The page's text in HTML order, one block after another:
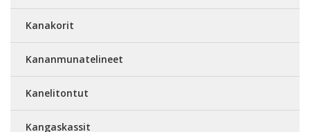
Kanakorit
Kananmunatelineet
Kanelitontut
Kangaskassit